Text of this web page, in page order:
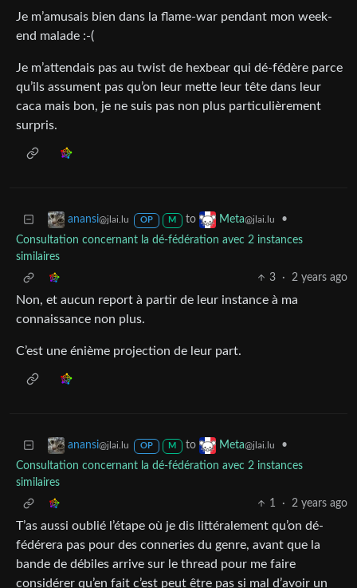
Je m’amusais bien dans la flame-war pendant mon week-
end malade :-(
Je m’attendais pas au twist de hexbear qui dé-fédère parce
qu’ils assument pas qu’on leur mette leur tête dans leur
caca mais bon, je ne suis pas non plus particulièrement
surpris.
anansi@jlai.lu OP M to Meta@jlai.lu
•
Consultation concernant la dé-fédération avec 2 instances
similaires
3
· 2 years ago
Non, et aucun report à partir de leur instance à ma
connaissance non plus.
C’est une énième projection de leur part.
anansi@jlai.lu OP M to Meta@jlai.lu
•
Consultation concernant la dé-fédération avec 2 instances
similaires
1
· 2 years ago
T’as aussi oublié l’étape où je dis littéralement qu’on dé-
fédérera pas pour des conneries du genre, avant que la
bande de débiles arrive sur le thread pour me faire
considérer qu’en fait c’est peut être pas si mal d’avoir un